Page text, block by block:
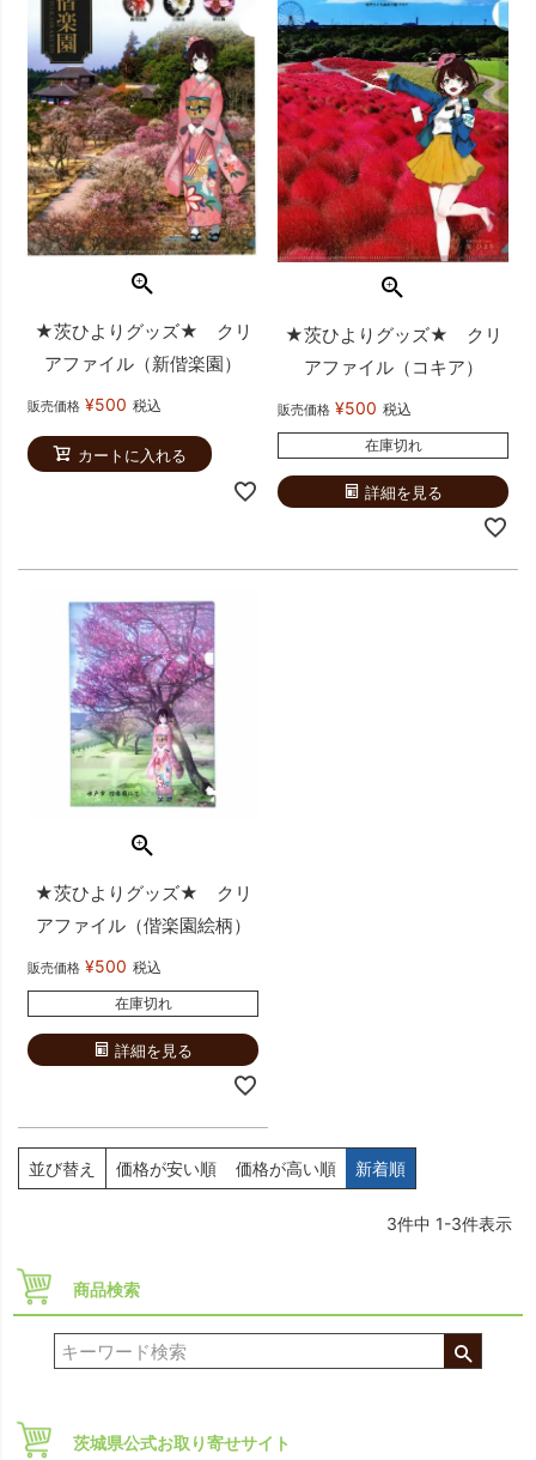
★茨ひよりグッズ★ クリ
アファイル（新偕楽園）
販売価格 ¥500 税込
カートに入れる
★茨ひよりグッズ★ クリ
アファイル（コキア）
販売価格 ¥500 税込
在庫切れ
詳細を見る
★茨ひよりグッズ★ クリ
アファイル（偕楽園絵柄）
販売価格 ¥500 税込
在庫切れ
詳細を見る
並び替え 価格が安い順 価格が高い順 新着順
3件中 1-3件表示
商品検索
茨城県公式お取り寄せサイト